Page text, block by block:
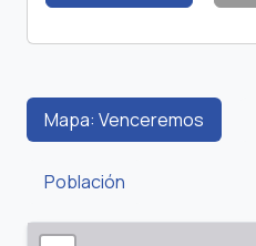
Mapa: Venceremos
Población